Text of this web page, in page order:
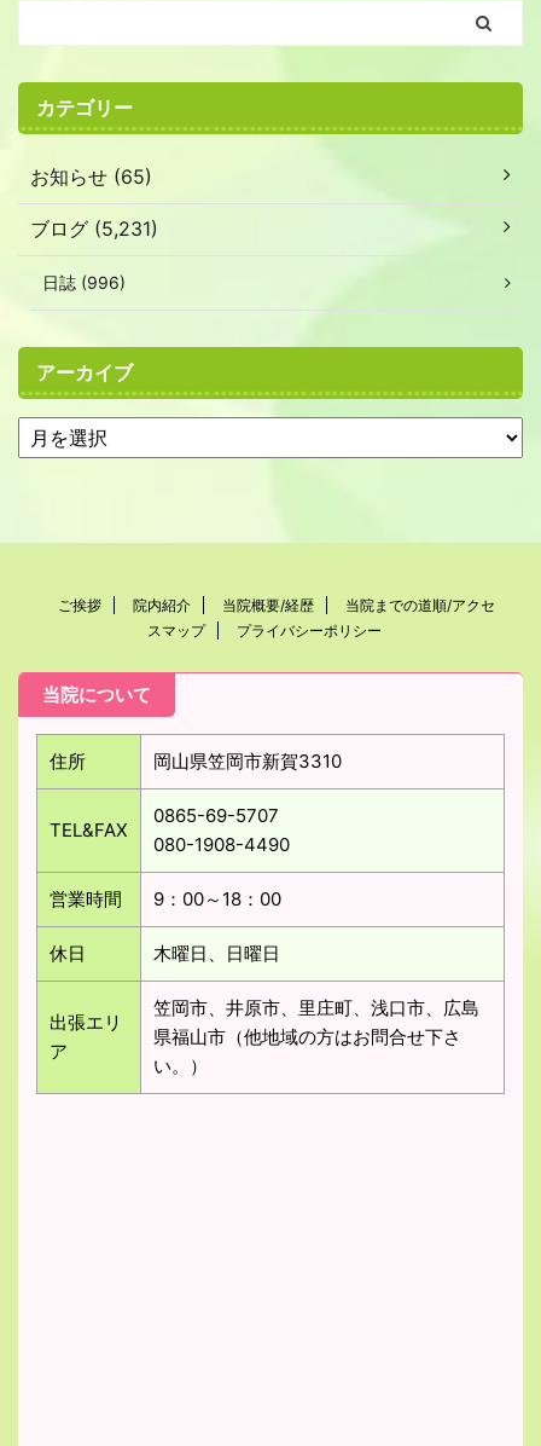
カテゴリー
お知らせ (65)
ブログ (5,231)
日誌 (996)
アーカイブ
ご挨拶 院内紹介 当院概要/経歴
当院までの道順/アクセ
スマップ
プライバシーポリシー
当院について
住所 岡山県笠岡市新賀3310
TEL&FAX
0865-69-5707
080-1908-4490
営業時間 9：00～18：00
休日 木曜日、日曜日
出張エリ
ア
笠岡市、井原市、里庄町、浅口市、広島
県福山市（他地域の方はお問合せ下さ
い。）